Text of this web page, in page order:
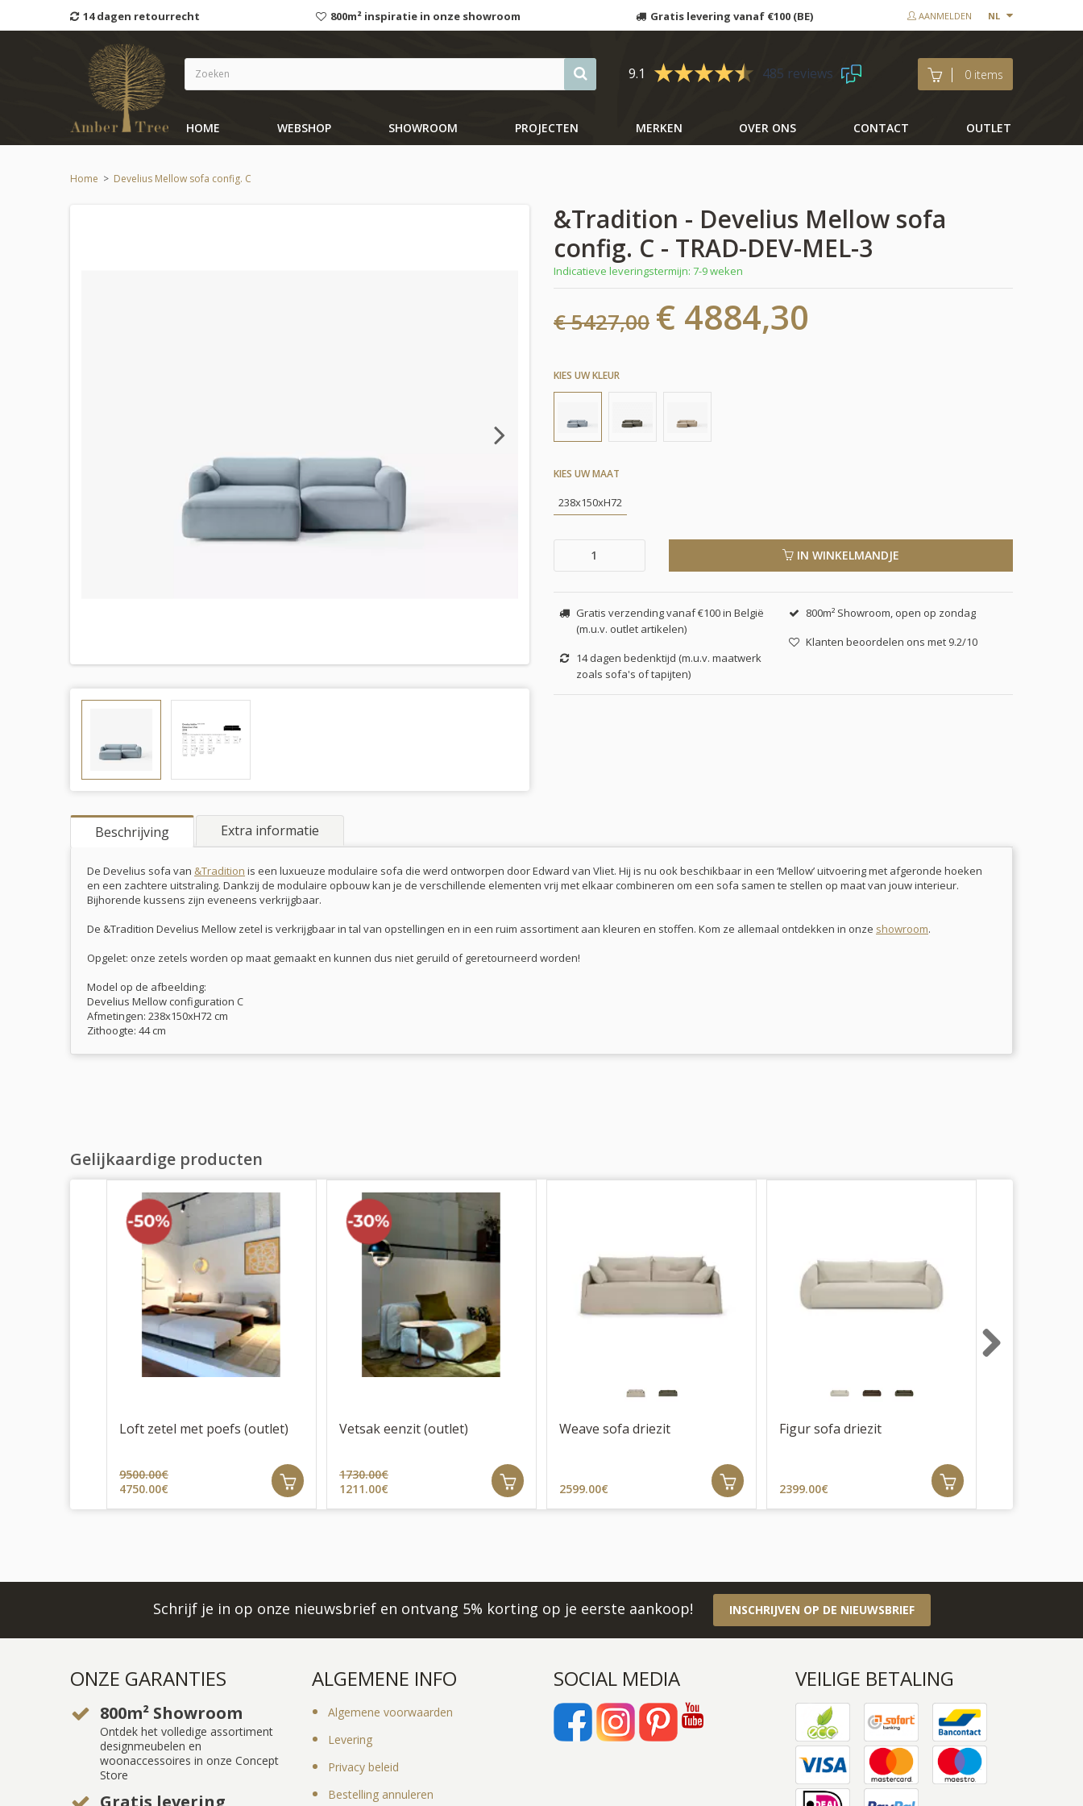
14 dagen retourrecht 800m² inspiratie in onze showroom Gratis levering vanaf €100 (BE) AANMELDEN NL
9.1 485 reviews 0 items
HOME WEBSHOP SHOWROOM PROJECTEN MERKEN OVER ONS CONTACT OUTLET
Home > Develius Mellow sofa config. C
&Tradition - Develius Mellow sofa
config. C - TRAD-DEV-MEL-3
Indicatieve leveringstermijn: 7-9 weken
€ 5427,00 € 4884,30
KIES UW KLEUR
KIES UW MAAT
238x150xH72
IN WINKELMANDJE
Gratis verzending vanaf €100 in België
(m.u.v. outlet artikelen)
14 dagen bedenktijd (m.u.v. maatwerk
zoals sofa's of tapijten)
800m² Showroom, open op zondag
Klanten beoordelen ons met 9.2/10
Beschrijving Extra informatie
De Develius sofa van &Tradition is een luxueuze modulaire sofa die werd ontworpen door Edward van Vliet. Hij is nu ook beschikbaar in een ‘Mellow’ uitvoering met afgeronde hoeken
en een zachtere uitstraling. Dankzij de modulaire opbouw kan je de verschillende elementen vrij met elkaar combineren om een sofa samen te stellen op maat van jouw interieur.
Bijhorende kussens zijn eveneens verkrijgbaar.
De &Tradition Develius Mellow zetel is verkrijgbaar in tal van opstellingen en in een ruim assortiment aan kleuren en stoffen. Kom ze allemaal ontdekken in onze showroom.
Opgelet: onze zetels worden op maat gemaakt en kunnen dus niet geruild of geretourneerd worden!
Model op de afbeelding:
Develius Mellow configuration C
Afmetingen: 238x150xH72 cm
Zithoogte: 44 cm
Gelijkaardige producten
Loft zetel met poefs (outlet)
9500.00€
4750.00€
Vetsak eenzit (outlet)
1730.00€
1211.00€
Weave sofa driezit
2599.00€
Figur sofa driezit
2399.00€
Schrijf je in op onze nieuwsbrief en ontvang 5% korting op je eerste aankoop! INSCHRIJVEN OP DE NIEUWSBRIEF
ONZE GARANTIES
800m² Showroom
Ontdek het volledige assortiment
designmeubelen en
woonaccessoires in onze Concept
Store
Gratis levering
ALGEMENE INFO
Algemene voorwaarden
Levering
Privacy beleid
Bestelling annuleren
SOCIAL MEDIA VEILIGE BETALING